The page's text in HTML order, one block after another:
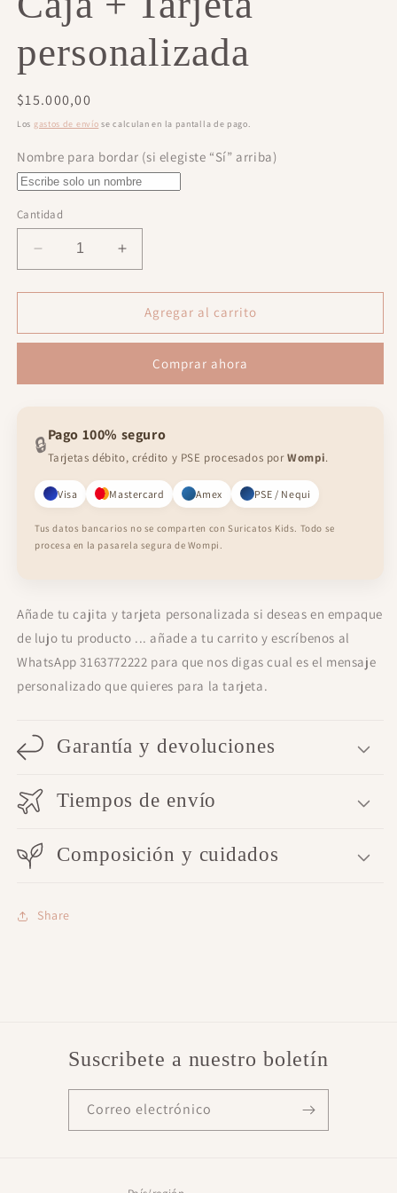
personalizada
Precio
habitual
$15.000,00
Los gastos de envío se calculan en la pantalla de pago.
Nombre para bordar (si elegiste “Sí” arriba)
Cantidad
Reducir
cantidad
para
+
Aumentar
cantidad
para
Caja
+
personalizada
Agregar al carrito
Comprar ahora
🔒Pago 100% seguro
Tarjetas débito, crédito y PSE procesados porWompi.
Visa Mastercard Amex PSE / Nequi
Tus datos bancarios no se comparten con Suricatos Kids. Todo se
procesa en la pasarela segura de Wompi.
Añade tu cajita y tarjeta personalizada si deseas en empaque
de lujo tu producto ... añade a tu carrito y escríbenos al
WhatsApp 3163772222 para que nos digas cual es el mensaje
personalizado que quieres para la tarjeta.
Garantía y devoluciones
Tiempos de envío
Composición y cuidados
Share
Suscribete a nuestro boletín
Correo electrónico